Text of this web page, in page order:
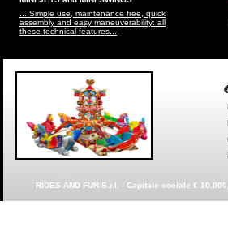
... Simple use, maintenance free, quick
assembly and easy maneuverability: all
these technical features...
RIDES AND FUN S.r.l. - Capitale sociale €